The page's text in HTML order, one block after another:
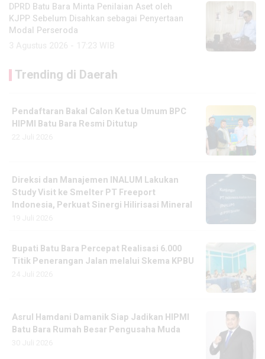
DPRD Batu Bara Minta Penilaian Aset oleh
KJPP Sebelum Disahkan sebagai Penyertaan
Modal Perseroda
Trending di Daerah
Pendaftaran Bakal Calon Ketua Umum BPC
HIPMI Batu Bara Resmi Ditutup
Direksi dan Manajemen INALUM Lakukan
Study Visit ke Smelter PT Freeport
Indonesia, Perkuat Sinergi Hilirisasi Mineral
Bupati Batu Bara Percepat Realisasi 6.000
Titik Penerangan Jalan melalui Skema KPBU
Asrul Hamdani Damanik Siap Jadikan HIPMI
Batu Bara Rumah Besar Pengusaha Muda